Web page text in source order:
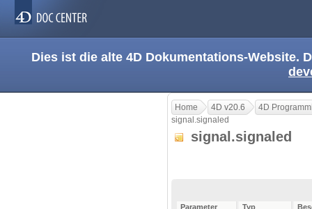
Dies ist die alte 4D Dokumentations-Website.
Home 4D v20.6
4D
signal.signaled
signal.signaled
Parameter Typ